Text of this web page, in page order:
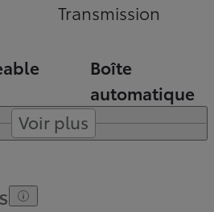
Transmission
Boîte
automatique
Voir plus